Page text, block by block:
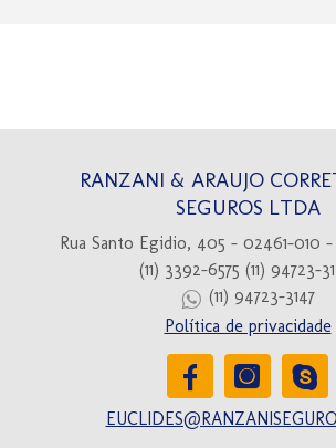
RANZANI & ARAUJO
SEGUROS LTDA
Rua Santo Egidio, 405 - 02461-010 -
(11) 3392-6575 (11) 94723-
(11) 94723-3147
Política de privacidade